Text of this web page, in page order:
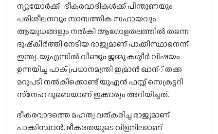
ന്യൂയോര്‍ക്ക് : ഭീകരവാദികള്‍ക്ക് പിന്തുണയും
പരിശീലനവും സാമ്പത്തിക സഹായവും
ആയുധങ്ങളും നല്‍കി ആഗോളതലത്തില്‍ തന്നെ
ദുഷ്‌കീര്‍ത്തി നേടിയ രാജ്യമാണ് പാക്കിസ്ഥാനെന്ന്
ഇന്ത്യ. യുഎന്നില്‍ വീണ്ടും ജമ്മു കശ്മീര്‍ വിഷയം
ഉന്നയിച്ച പാക് പ്രധാനമന്ത്രി ഇമ്രാന്‍ ഖാന്് തക്ക
മറുപടി നല്‍കിക്കൊണ്ട് യുഎന്‍ ഫസ്റ്റ് സെക്രട്ടറി
സ്‌നേഹ ദുബെയാണ് ഇക്കാര്യം അറിയിച്ചത്.
ഭീകരവാദത്തെ മഹത്വ വത്കരിച്ച രാജ്യമാണ്
പാക്കിസ്ഥാന്‍. ഭീകരതയുടെ വിളനിലമാണ്